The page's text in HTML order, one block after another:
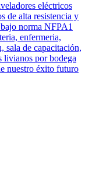
eléctricos
de alta resistencia y
norma NFPA1
enfermeria,
sala de capacitación,
livianos por bodega
nuestro éxito futuro